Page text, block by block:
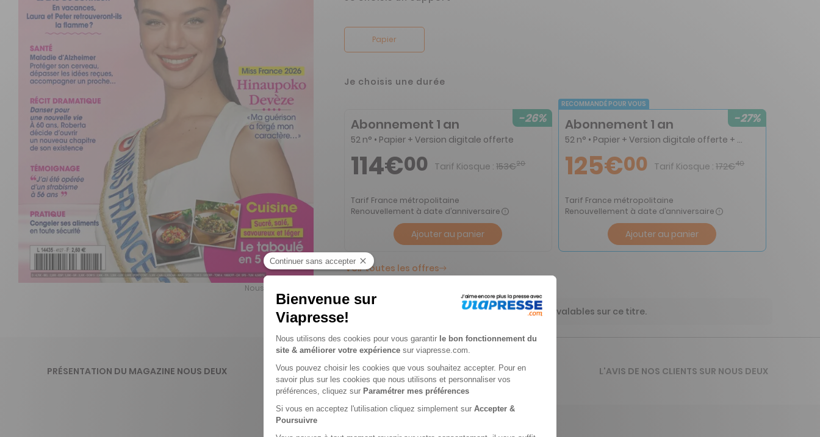
Nous Deux n° 4127
Papier
Je choisis une durée
RECOMMANDÉ POUR VOUS
-27%
Abonnement 1 an
52 n° • Papier + Version digitale offerte + 6 HS (les HS seront servis en papier uniquement et ne seront pas disponibles en digital)
125€00 Tarif Kiosque : 172€40
Tarif France métropolitaine
Renouvellement à date d’anniversaire
Ajouter au panier
-26%
Abonnement 1 an
52 n° • Papier + Version digitale offerte
114€00 Tarif Kiosque : 153€20
Tarif France métropolitaine
Renouvellement à date d’anniversaire
Ajouter au panier
Voir toutes les offres
les codes promotionnels ne sont pas valables sur ce titre.
PRÉSENTATION DU MAGAZINE NOUS DEUX L'AVIS DE VIAPRESSE SUR NOUS DEUX L'AVIS DE NOS CLIENTS SUR NOUS DEUX